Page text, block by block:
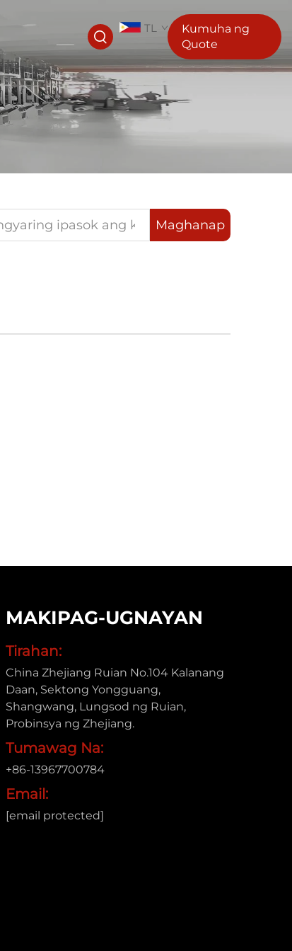
TL
Kumuha ng
Quote
Maghanap
MAKIPAG-UGNAYAN
Tirahan:
China Zhejiang Ruian No.104 Kalanang
Daan, Sektong Yongguang,
Shangwang, Lungsod ng Ruian,
Probinsya ng Zhejiang.
Tumawag Na:
+86-13967700784
Email:
[email protected]